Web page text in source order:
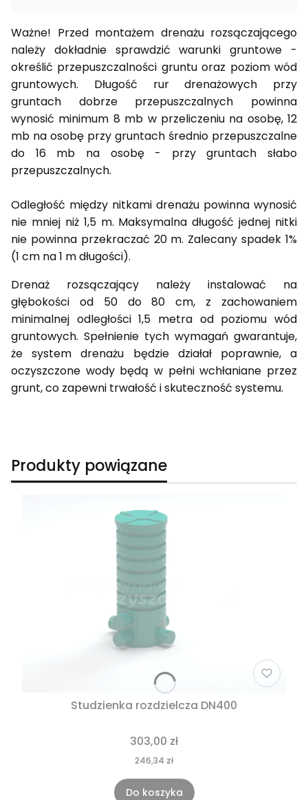
Ważne! Przed montażem drenażu rozsączającego
należy dokładnie sprawdzić warunki gruntowe -
określić przepuszczalności gruntu oraz poziom wód
gruntowych. Długość rur drenażowych przy
gruntach dobrze przepuszczalnych powinna
wynosić minimum 8 mb w przeliczeniu na osobę, 12
mb na osobę przy gruntach średnio przepuszczalne
do 16 mb na osobę - przy gruntach słabo
przepuszczalnych.
Odległość między nitkami drenażu powinna wynosić
nie mniej niż 1,5 m. Maksymalna długość jednej nitki
nie powinna przekraczać 20 m. Zalecany spadek 1%
(1 cm na 1 m długości).
Drenaż rozsączający należy instalować na
głębokości od 50 do 80 cm, z zachowaniem
minimalnej odległości 1,5 metra od poziomu wód
gruntowych. Spełnienie tych wymagań gwarantuje,
że system drenażu będzie działał poprawnie, a
oczyszczone wody będą w pełni wchłaniane przez
grunt, co zapewni trwałość i skuteczność systemu.
Produkty powiązane
Studzienka rozdzielcza DN400
303,00 zł
246,34 zł
Do koszyka